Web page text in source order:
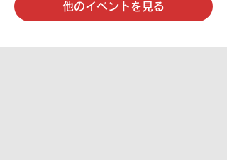
他のイベントを見る